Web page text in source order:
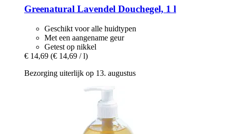
Greenatural Lavendel Douchegel, 1 l
Geschikt voor alle huidtypen
Met een aangename geur
Getest op nikkel
€ 14,69 (€ 14,69 / l)
Bezorging uiterlijk op 13. augustus